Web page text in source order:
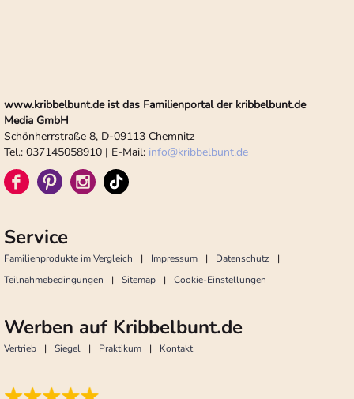
www.kribbelbunt.de ist das Familienportal der kribbelbunt.de
Media GmbH
Schönherrstraße 8, D-09113 Chemnitz
Tel.: 037145058910 | E-Mail: info@kribbelbunt.de
Service
Familienprodukte im Vergleich Impressum
Datenschutz
Teilnahmebedingungen
Sitemap Cookie-Einstellungen
Werben auf Kribbelbunt.de
Vertrieb Siegel Praktikum Kontakt